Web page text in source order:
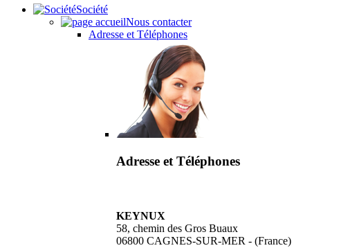
Société
Nous contacter
Adresse et Téléphones
Adresse et Téléphones
KEYNUX
58, chemin des Gros Buaux
06800 CAGNES-SUR-MER - (France)